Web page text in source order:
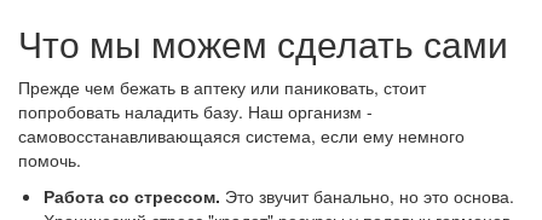
Что мы можем сделать сами
Прежде чем бежать в аптеку или паниковать, стоит
попробовать наладить базу. Наш организм -
самовосстанавливающаяся система, если ему немного
помочь.
Работа со стрессом. Это звучит банально, но это основа.